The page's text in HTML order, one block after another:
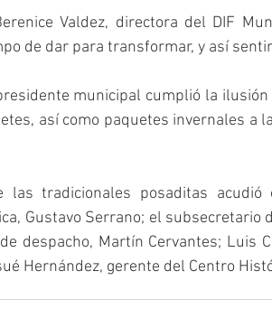
Valdez, directora del DIF
de dar para transformar, y así
municipal cumplió la
así como paquetes invernales a
las tradicionales posaditas
Gustavo Serrano; el subsecretario
despacho, Martín Cervantes; Luis
Hernández, gerente del Centro